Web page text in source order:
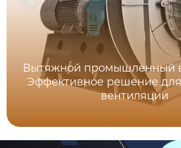
Вытяжной промышленный
Эффективное решение
вентиляции